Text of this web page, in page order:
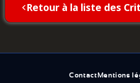
Retour à la liste des
Contact Mentions